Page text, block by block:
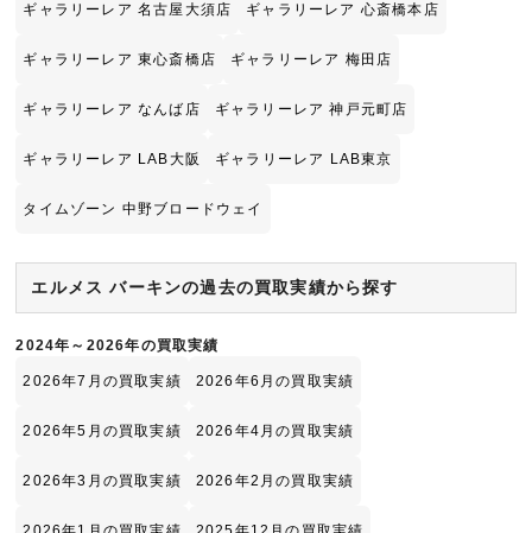
ギャラリーレア 名古屋大須店 ギャラリーレア 心斎橋本店
ギャラリーレア 東心斎橋店 ギャラリーレア 梅田店
ギャラリーレア なんば店 ギャラリーレア 神戸元町店
ギャラリーレア LAB大阪 ギャラリーレア LAB東京
タイムゾーン 中野ブロードウェイ
エルメス バーキンの過去の買取実績から探す
2024年～2026年の買取実績
2026年7月の買取実績 2026年6月の買取実績
2026年5月の買取実績 2026年4月の買取実績
2026年3月の買取実績 2026年2月の買取実績